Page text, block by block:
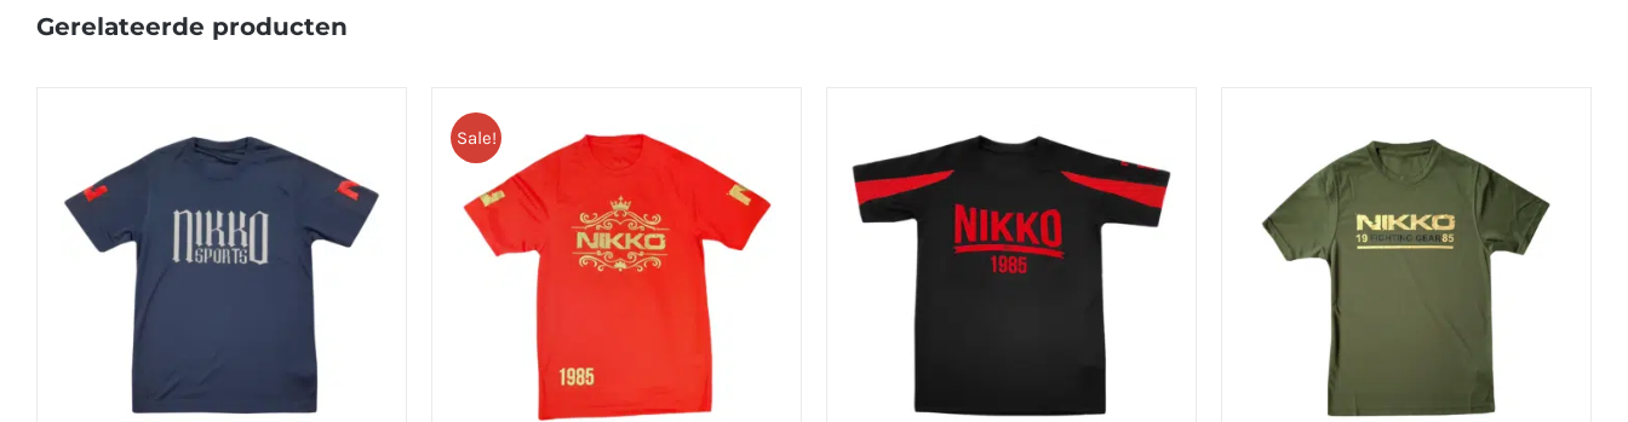
Gerelateerde producten
Sale!